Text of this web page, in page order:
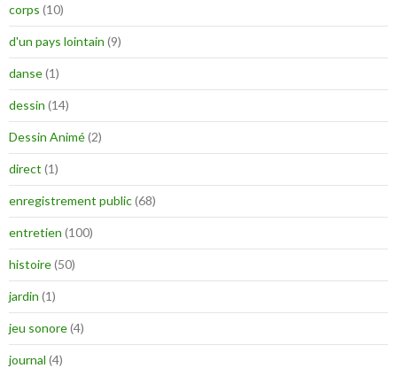
corps (10)
d'un pays lointain (9)
danse(1)
dessin (14)
Dessin Animé(2)
direct (1)
enregistrement public(68)
entretien (100)
histoire(50)
jardin (1)
jeu sonore(4)
journal (4)